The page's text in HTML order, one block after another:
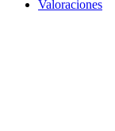
Valoraciones